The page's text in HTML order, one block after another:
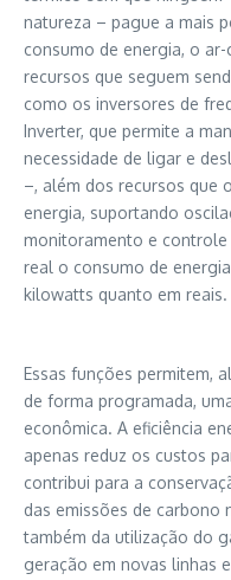
natureza – pague a mais
consumo de energia, o
recursos que seguem
como os inversores de
Inverter, que permite a
necessidade de ligar e
–, além dos recursos que
energia, suportando
monitoramento e
real o consumo de
kilowatts quanto em reais.
Essas funções permitem,
de forma programada,
econômica. A eficiência
apenas reduz os custos
contribui para a
das emissões de
também da utilização do
geração em novas linhas